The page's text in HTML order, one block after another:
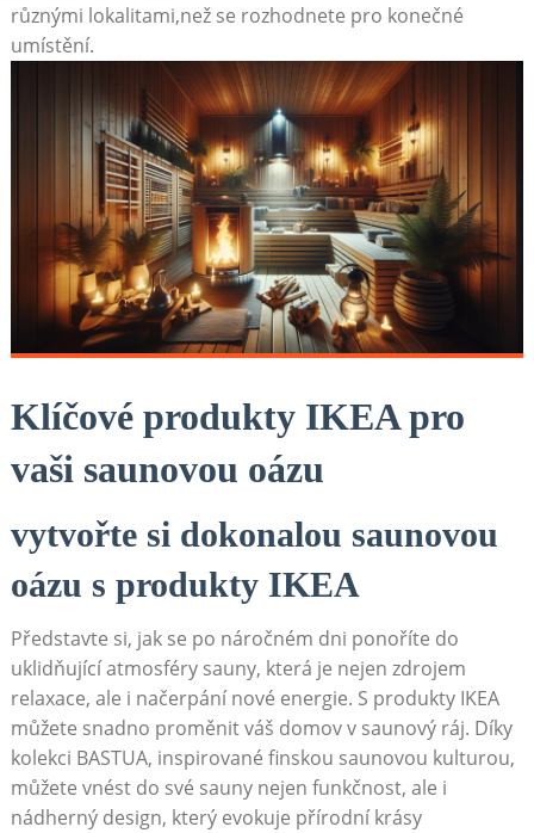
různými lokalitami,než se rozhodnete pro konečné
umístění.
Klíčové produkty IKEA pro
‍vaši saunovou oázu
vytvořte si dokonalou saunovou
oázu s produkty IKEA
Představte⁣ si, jak se po náročném dni ponoříte do
uklidňující‌ atmosféry sauny, která je nejen zdrojem
relaxace, ale i načerpání nové​ energie. ​S produkty IKEA
můžete snadno proměnit váš domov v⁤ saunový ráj. Díky
kolekci BASTUA, inspirované finskou saunovou kulturou,
můžete ⁤vnést do své ‍sauny nejen‌ funkčnost, ale i
nádherný design, který evokuje přírodní⁤ krásy